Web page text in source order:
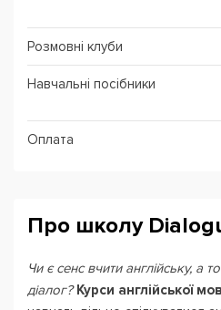
Розмовні клуби
Навчальні посібники
Оплата
Про школу
Чи є сенс вчити англійську, а
діалог?Курси англійської